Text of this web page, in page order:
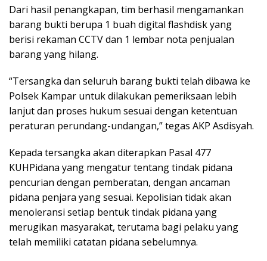
Dari hasil penangkapan, tim berhasil mengamankan
barang bukti berupa 1 buah digital flashdisk yang
berisi rekaman CCTV dan 1 lembar nota penjualan
barang yang hilang.
“Tersangka dan seluruh barang bukti telah dibawa ke
Polsek Kampar untuk dilakukan pemeriksaan lebih
lanjut dan proses hukum sesuai dengan ketentuan
peraturan perundang-undangan,” tegas AKP Asdisyah.
Kepada tersangka akan diterapkan Pasal 477
KUHPidana yang mengatur tentang tindak pidana
pencurian dengan pemberatan, dengan ancaman
pidana penjara yang sesuai. Kepolisian tidak akan
menoleransi setiap bentuk tindak pidana yang
merugikan masyarakat, terutama bagi pelaku yang
telah memiliki catatan pidana sebelumnya.